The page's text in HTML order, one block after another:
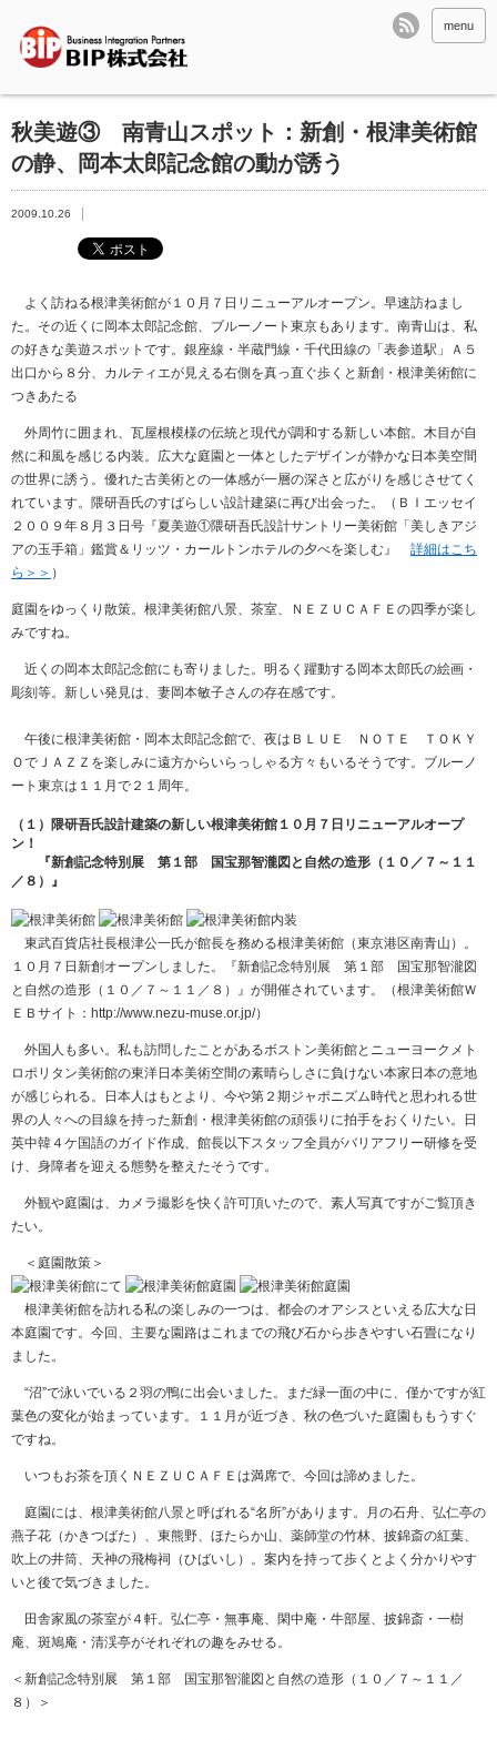
menu
秋美遊③ 南青山スポット：新創・根津美術館
の静、岡本太郎記念館の動が誘う
2009.10.26
よく訪ねる根津美術館が１０月７日リニューアルオープン。早速訪ねまし
た。その近くに岡本太郎記念館、ブルーノート東京もあります。南青山は、私
の好きな美遊スポットです。銀座線・半蔵門線・千代田線の「表参道駅」Ａ５
出口から８分、カルティエが見える右側を真っ直ぐ歩くと新創・根津美術館に
つきあたる
外周竹に囲まれ、瓦屋根模様の伝統と現代が調和する新しい本館。木目が自
然に和風を感じる内装。広大な庭園と一体としたデザインが静かな日本美空間
の世界に誘う。優れた古美術との一体感が一層の深さと広がりを感じさせてく
れています。隈研吾氏のすばらしい設計建築に再び出会った。（ＢＩエッセイ
２００９年８月３日号『夏美遊①隈研吾氏設計サントリー美術館「美しきアジ
アの玉手箱」鑑賞＆リッツ・カールトンホテルの夕べを楽しむ』 詳細はこち
ら＞＞ ）
庭園をゆっくり散策。根津美術館八景、茶室、ＮＥＺＵＣＡＦＥの四季が楽し
みですね。
近くの岡本太郎記念館にも寄りました。明るく躍動する岡本太郎氏の絵画・
彫刻等。新しい発見は、妻岡本敏子さんの存在感です。
午後に根津美術館・岡本太郎記念館で、夜はＢＬＵＥ ＮＯＴＥ ＴＯＫＹ
ＯでＪＡＺＺを楽しみに遠方からいらっしゃる方々もいるそうです。ブルーノ
ート東京は１１月で２１周年。
（１）隈研吾氏設計建築の新しい根津美術館１０月７日リニューアルオープ
ン！
『新創記念特別展 第１部 国宝那智瀧図と自然の造形（１０／７～１１
／８）』
東武百貨店社長根津公一氏が館長を務める根津美術館（東京港区南青山）。
１０月７日新創オープンしました。『新創記念特別展 第１部 国宝那智瀧図
と自然の造形（１０／７～１１／８）』が開催されています。（根津美術館Ｗ
ＥＢサイト：http://www.nezu-muse.or.jp/）
外国人も多い。私も訪問したことがあるボストン美術館とニューヨークメト
ロポリタン美術館の東洋日本美術空間の素晴らしさに負けない本家日本の意地
が感じられる。日本人はもとより、今や第２期ジャポニズム時代と思われる世
界の人々への目線を持った新創・根津美術館の頑張りに拍手をおくりたい。日
英中韓４ケ国語のガイド作成、館長以下スタッフ全員がバリアフリー研修を受
け、身障者を迎える態勢を整えたそうです。
外観や庭園は、カメラ撮影を快く許可頂いたので、素人写真ですがご覧頂き
たい。
＜庭園散策＞
根津美術館を訪れる私の楽しみの一つは、都会のオアシスといえる広大な日
本庭園です。今回、主要な園路はこれまでの飛び石から歩きやすい石畳になり
ました。
“沼”で泳いでいる２羽の鴨に出会いました。まだ緑一面の中に、僅かですが紅
葉色の変化が始まっています。１１月が近づき、秋の色づいた庭園ももうすぐ
ですね。
いつもお茶を頂くＮＥＺＵＣＡＦＥは満席で、今回は諦めました。
庭園には、根津美術館八景と呼ばれる“名所”があります。月の石舟、弘仁亭の
燕子花（かきつばた）、東熊野、ほたらか山、薬師堂の竹林、披錦斎の紅葉、
吹上の井筒、天神の飛梅祠（ひばいし）。案内を持って歩くとよく分かりやす
いと後で気づきました。
田舎家風の茶室が４軒。弘仁亭・無事庵、閑中庵・牛部屋、披錦斎・一樹
庵、斑鳩庵・清渓亭がそれぞれの趣をみせる。
＜新創記念特別展 第１部 国宝那智瀧図と自然の造形（１０／７～１１／
８）＞